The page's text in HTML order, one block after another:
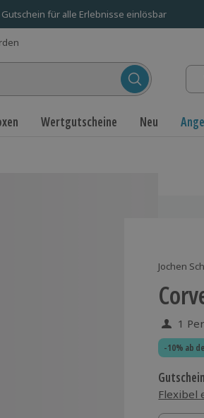
Gutschein für alle Erlebnisse einlösbar
Wertgutscheine Neu
Jochen
1
-10% ab
Flexibel